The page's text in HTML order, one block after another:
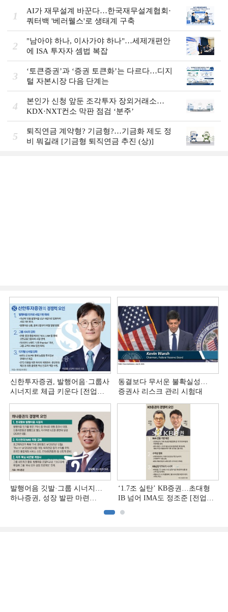
1
AI가 재무설계 바꾼다…한국재무설계협회·
쿼터백 '베러웰스'로 생태계 구축
2
"남아야 하나, 이사가야 하나"…세제개편안
에 ISA 투자자 셈법 복잡
3
‘토큰증권’과 ‘증권 토큰화’는 다르다…디지
털 자본시장 다음 단계는
4
본인가 신청 앞둔 조각투자 장외거래소…
KDX·NXT컨소 막판 점검 ‘분주’
5
퇴직연금 계약형? 기금형?…기금화 제도 정
비 뭐길래 [기금형 퇴직연금 추진 (상)]
신한투자증권, 발행어음·그룹사
시너지로 체급 키운다 [전업계
동결보다 무서운 불확실성…
증권사 리스크 관리 시험대
발행어음 깃발·그룹 시너지…
하나증권, 성장 발판 마련
‘1.7조 실탄’ KB증권…초대형
IB 넘어 IMA도 정조준 [전업계